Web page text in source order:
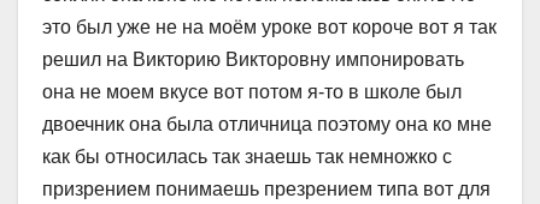
это был уже не на моём уроке вот короче вот я так
решил на Викторию Викторовну импонировать
она не моем вкусе вот потом я-то в школе был
двоечник она была отличница поэтому она ко мне
как бы относилась так знаешь так немножко с
призрением понимаешь презрением типа вот для